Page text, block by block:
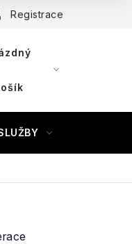
Registrace